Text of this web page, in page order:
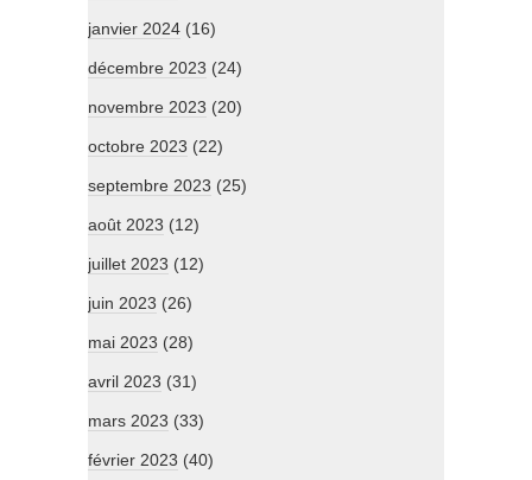
janvier 2024 (16)
décembre 2023 (24)
novembre 2023 (20)
octobre 2023 (22)
septembre 2023 (25)
août 2023 (12)
juillet 2023 (12)
juin 2023 (26)
mai 2023 (28)
avril 2023 (31)
mars 2023 (33)
février 2023 (40)